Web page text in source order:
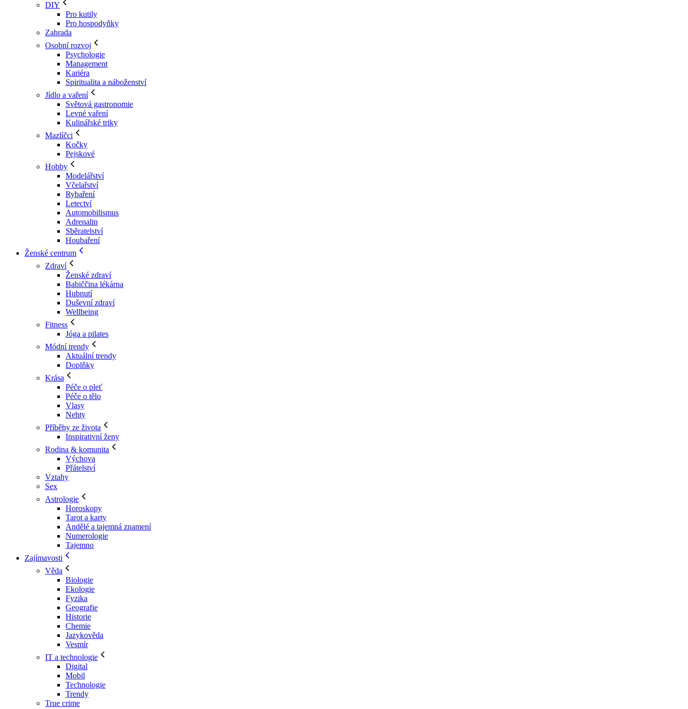
DIY
Pro kutily
Pro hospodyňky
Zahrada
Osobní rozvoj
Psychologie
Management
Kariéra
Spiritualita a náboženství
Jídlo a vaření
Světová gastronomie
Levné vaření
Kulinářské triky
Mazlíčci
Kočky
Pejskové
Hobby
Modelářství
Včelařství
Rybaření
Letectví
Automobilismus
Adrenalin
Sběratelství
Houbaření
Ženské centrum
Zdraví
Ženské zdraví
Babiččina lékárna
Hubnutí
Duševní zdraví
Wellbeing
Fitness
Jóga a pilates
Módní trendy
Aktuální trendy
Doplňky
Krása
Péče o pleť
Péče o tělo
Vlasy
Nehty
Příběhy ze života
Inspirativní ženy
Rodina & komunita
Výchova
Přátelství
Vztahy
Sex
Astrologie
Horoskopy
Tarot a karty
Andělé a tajemná znamení
Numerologie
Tajemno
Zajímavosti
Věda
Biologie
Ekologie
Fyzika
Geografie
Historie
Chemie
Jazykověda
Vesmír
IT a technologie
Digital
Mobil
Technologie
Trendy
True crime